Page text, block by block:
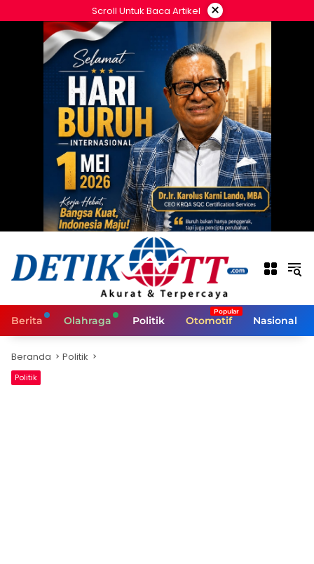
ke
Scroll Untuk Baca Artikel ×
Berita Olahraga Politik Otomotif Nasional
Beranda Politik
Politik